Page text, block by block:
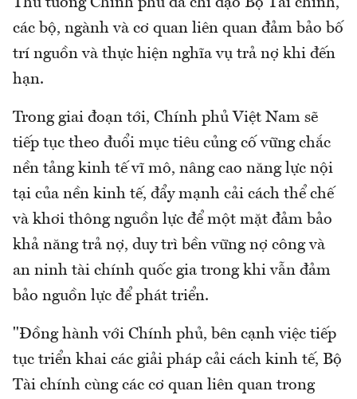
các bộ, ngành và cơ quan liên quan đảm bảo bố
trí nguồn và thực hiện nghĩa vụ trả nợ khi đến
hạn.
Trong giai đoạn tới, Chính phủ Việt Nam sẽ
tiếp tục theo đuổi mục tiêu củng cố vững chắc
nền tảng kinh tế vĩ mô, nâng cao năng lực nội
tại của nền kinh tế, đẩy mạnh cải cách thể chế
và khơi thông nguồn lực để một mặt đảm bảo
khả năng trả nợ, duy trì bền vững nợ công và
an ninh tài chính quốc gia trong khi vẫn đảm
bảo nguồn lực để phát triển.
"Đồng hành với Chính phủ, bên cạnh việc tiếp
tục triển khai các giải pháp cải cách kinh tế, Bộ
Tài chính cùng các cơ quan liên quan trong